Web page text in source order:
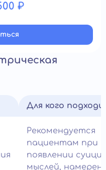
₽
Для кого
Рекомендуется
пациентам при
появлении
мыслей,